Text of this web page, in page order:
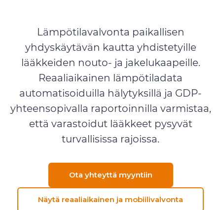
Lämpötilavalvonta paikallisen
yhdyskäytävän kautta yhdistetyille
lääkkeiden nouto- ja jakelukaapeille.
Reaaliaikainen lämpötiladata
automatisoiduilla hälytyksillä ja GDP-
yhteensopivalla raportoinnilla varmistaa,
että varastoidut lääkkeet pysyvät
turvallisissa rajoissa.
Ota yhteyttä myyntiin
Näytä reaaliaikainen ja mobiilivalvonta